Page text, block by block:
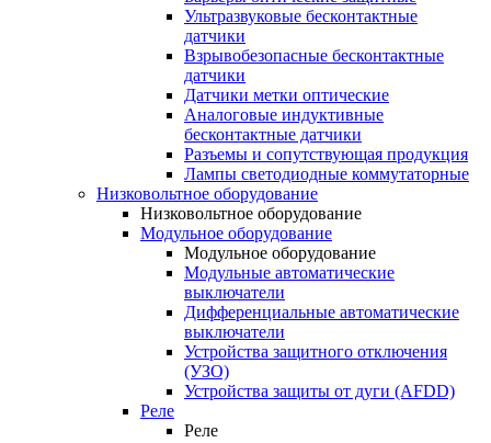
Ультразвуковые бесконтактные
датчики
Взрывобезопасные бесконтактные
датчики
Датчики метки оптические
Аналоговые индуктивные
бесконтактные датчики
Разъемы и сопутствующая продукция
Лампы светодиодные коммутаторные
Низковольтное оборудование
Низковольтное оборудование
Модульное оборудование
Модульное оборудование
Модульные автоматические
выключатели
Дифференциальные автоматические
выключатели
Устройства защитного отключения
(УЗО)
Устройства защиты от дуги (AFDD)
Реле
Реле